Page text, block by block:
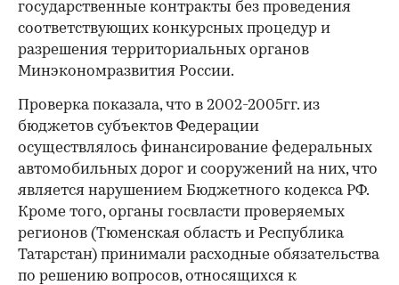
государственные контракты без проведения
соответствующих конкурсных процедур и
разрешения территориальных органов
Минэкономразвития России.
Проверка показала, что в 2002-2005гг. из
бюджетов субъектов Федерации
осуществлялось финансирование федеральных
автомобильных дорог и сооружений на них, что
является нарушением Бюджетного кодекса РФ.
Кроме того, органы госвласти проверяемых
регионов (Тюменская область и Республика
Татарстан) принимали расходные обязательства
по решению вопросов, относящихся к